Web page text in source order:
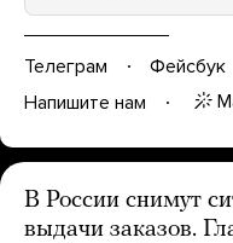
Телеграм Фейсбук
Напишите нам
В России снимут
выдачи заказов.